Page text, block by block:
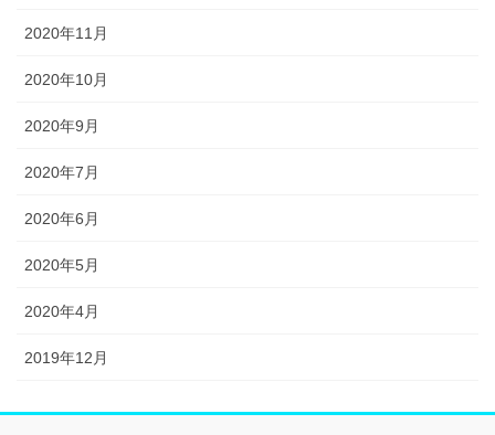
2020年11月
2020年10月
2020年9月
2020年7月
2020年6月
2020年5月
2020年4月
2019年12月